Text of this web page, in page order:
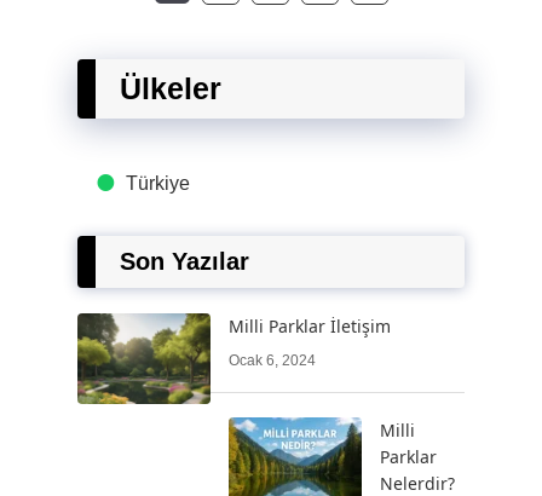
Ülkeler
Türkiye
Son Yazılar
Milli Parklar İletişim
Ocak 6, 2024
Milli
Parklar
Nelerdir?